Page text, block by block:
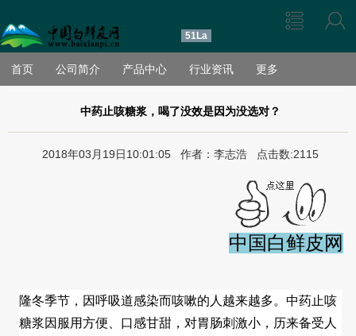
51La
首页 公司简介 产品中心 行业资讯 更多
中药止咳糖浆，喝了没效是因为没选对？
2018年03月19日10:01:05 作者：李志浩 点击数:2115
中国白鲜皮网
隆冬季节，因呼吸道感染而咳嗽的人越来越多。中药止咳
糖浆因服用方便、口感甘甜，对胃肠刺激小，历来备受人